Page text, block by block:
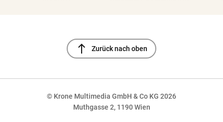
north Zurück nach oben
© Krone Multimedia GmbH & Co KG 2026
Muthgasse 2, 1190 Wien